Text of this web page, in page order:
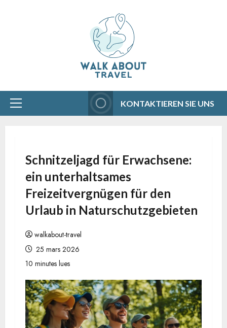
Menu
KONTAKTIEREN SIE UNS
Schnitzeljagd für Erwachsene:
ein unterhaltsames
Freizeitvergnügen für den
Urlaub in Naturschutzgebieten
walkabout-travel
25 mars 2026
10 minutes lues